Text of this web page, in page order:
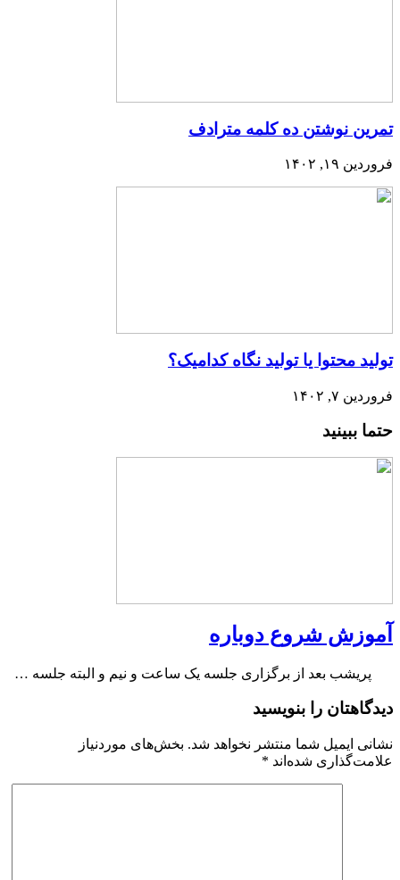
تمرین نوشتن ده کلمه مترادف
فروردین ۱۹, ۱۴۰۲
تولید محتوا یا تولید نگاه کدامیک؟
فروردین ۷, ۱۴۰۲
حتما ببینید
آموزش شروع دوباره
پریشب بعد از برگزاری جلسه یک ساعت و نیم و البته جلسه …
دیدگاهتان را بنویسید
نشانی ایمیل شما منتشر نخواهد شد. بخش‌های موردنیاز
علامت‌گذاری شده‌اند *